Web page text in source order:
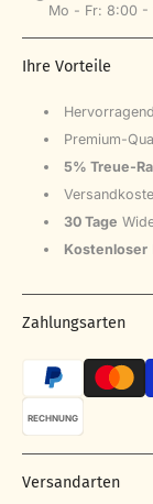
Mo - Fr: 8:00 -
Ihre Vorteile
Premium-
5% Treue-
30 Tage
Kostenloser
Zahlungsarten
RECHNUNG
Versandarten